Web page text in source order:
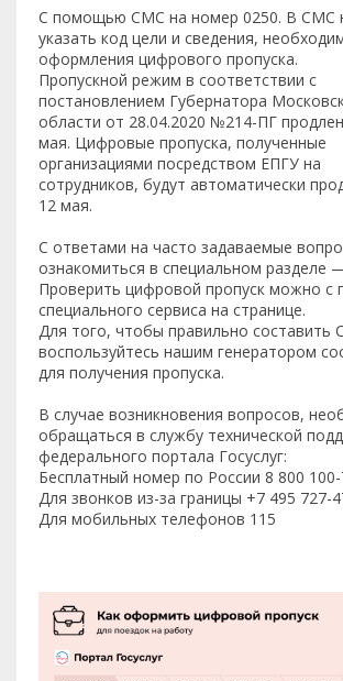
С помощью СМС на номер 0250. В СМС
указать код цели и сведения,
оформления цифрового пропуска.
Пропускной режим в соответствии с
постановлением Губернатора
области от 28.04.2020 №214-ПГ
мая. Цифровые пропуска, полученные
организациями посредством ЕПГУ на
сотрудников, будут автоматически
12 мая.
С ответами на часто задаваемые
ознакомиться в специальном разделе
Проверить цифровой пропуск можно
специального сервиса на странице.
Для того, чтобы правильно составить
воспользуйтесь нашим генератором
для получения пропуска.
В случае возникновения вопросов,
обращаться в службу технической
федерального портала Госуслуг:
Бесплатный номер по России 8 800
Для звонков из-за границы +7 495 727-
Для мобильных телефонов 115